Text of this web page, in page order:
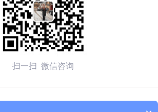
扫一扫 微信咨询